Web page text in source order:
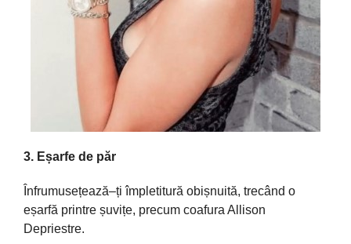
3. Eșarfe de păr
Înfrumusețează–ți împletitură obișnuită, trecând o
eșarfă printre șuvițe, precum coafura Allison
Depriestre.